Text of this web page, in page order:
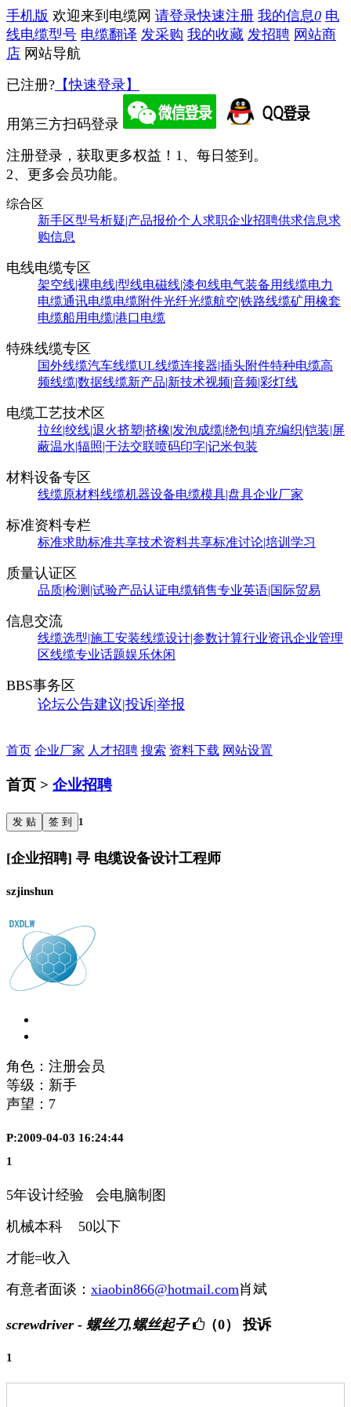
手机版 欢迎来到电缆网 请登录快速注册 我的信息0 电
线电缆型号 电缆翻译 发采购 我的收藏 发招聘 网站商
店 网站导航
已注册? 【快速登录】
用第三方扫码登录
注册登录，获取更多权益！ 1、每日签到。
2、更多会员功能。
综合区
新手区型号析疑|产品报价个人求职企业招聘供求信息求
购信息
电线电缆专区
架空线|裸电线|型线电磁线|漆包线电气装备用线缆电力
电缆通讯电缆电缆附件光纤光缆航空|铁路线缆矿用橡套
电缆船用电缆|港口电缆
特殊线缆专区
国外线缆汽车线缆UL线缆连接器|插头附件特种电缆高
频线缆|数据线缆新产品|新技术视频|音频|彩灯线
电缆工艺技术区
拉丝|绞线|退火挤塑|挤橡|发泡成缆|绕包|填充编织|铠装|屏
蔽温水|辐照|干法交联喷码印字|记米包装
材料设备专区
线缆原材料线缆机器设备电缆模具|盘具企业厂家
标准资料专栏
标准求助标准共享技术资料共享标准讨论|培训学习
质量认证区
品质|检测|试验产品认证电缆销售专业英语|国际贸易
信息交流
线缆选型|施工安装线缆设计|参数计算行业资讯企业管理
区线缆专业话题娱乐休闲
BBS事务区
论坛公告建议|投诉|举报
首页 企业厂家 人才招聘 搜索 资料下载 网站设置
首页 > 企业招聘
发 贴 签 到 1
[企业招聘] 寻 电缆设备设计工程师
szjinshun
角色：注册会员
等级：新手
声望： 7
P:2009-04-03 16:24:44
1
5年设计经验 会电脑制图
机械本科 50以下
才能=收入
有意者面谈： xiaobin866@hotmail.com肖斌
screwdriver - 螺丝刀,螺丝起子 （0） 投诉
1